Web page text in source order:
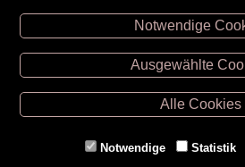
Unsere
Retz -02942/
Hollabrunn -02952/
Eggenburg -02984/
Gmünd -
Notwendige
Ausgewählte
Alle Cookies
Notwendige Statistik